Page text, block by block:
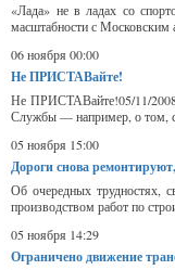
«Лада» не в ладах со
масштабности с Московским
06 ноября 00:00
Не ПРИСТАВайте!
Не ПРИСТАВайте!05/11/
Службы — например, о том,
05 ноября 15:00
Дороги снова
Об очередных трудностях,
производством работ по
05 ноября 14:29
Ограничено движение